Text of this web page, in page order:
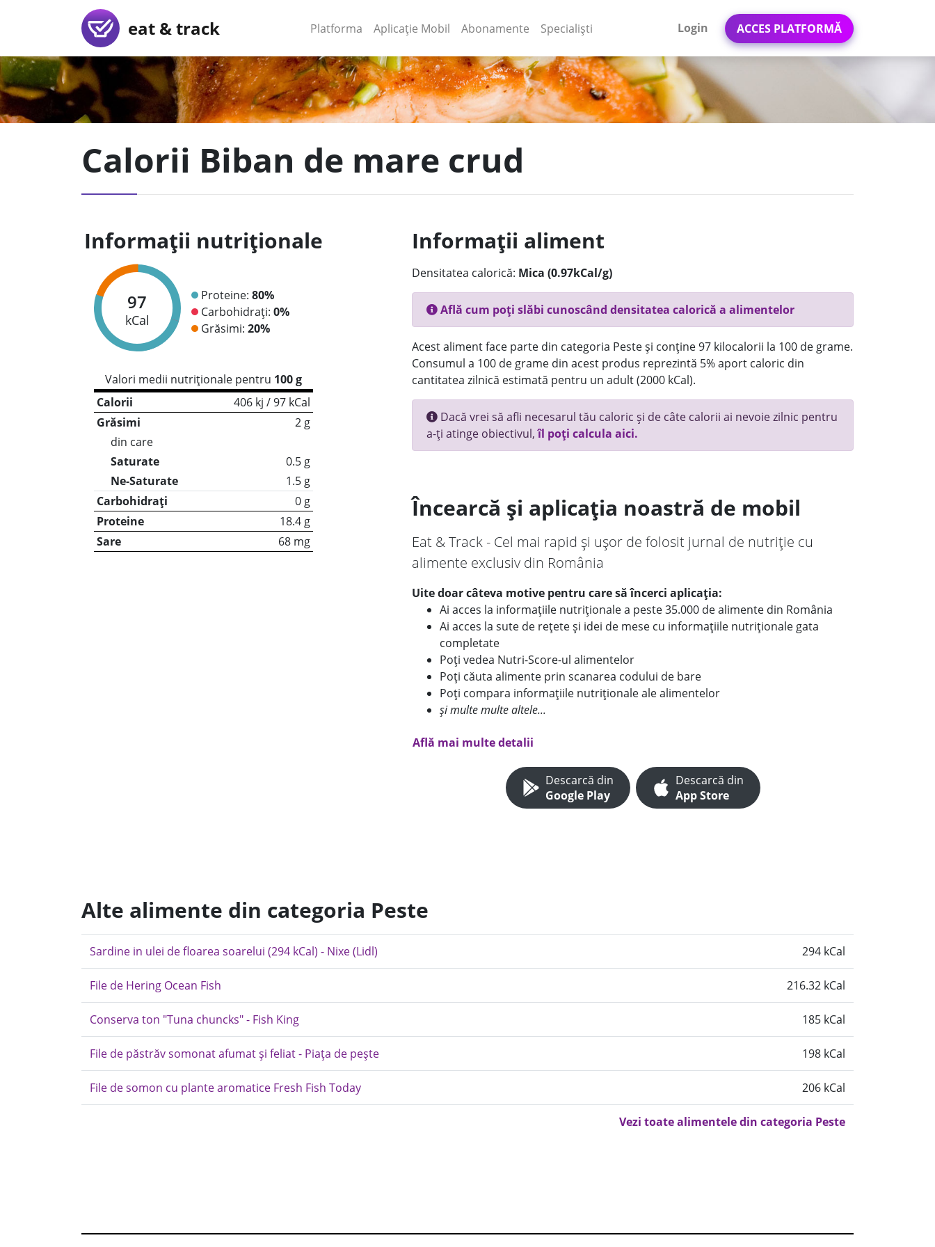
eat & track Platforma (current)
Aplicație Mobil (current)
Abonamente Specialiști Login ACCES PLATFORMĂ
Calorii Biban de mare crud
Informații nutriționale
97
kCal
Proteine: 80%
Carbohidrați: 0%
Grăsimi: 20%
Valori medii nutriționale pentru 100 g
Calorii
406 kj / 97 kCal
Grăsimi
2 g
din care
Saturate
0.5 g
Ne-Saturate
1.5 g
Carbohidrați
0 g
Proteine
18.4 g
Sare
68 mg
Informații aliment
Densitatea calorică: Mica (0.97kCal/g)
Află cum poți slăbi cunoscând densitatea calorică a alimentelor
Acest aliment face parte din categoria Peste și conține 97 kilocalorii la 100 de grame.
Consumul a 100 de grame din acest produs reprezintă 5% aport caloric din
cantitatea zilnică estimată pentru un adult (2000 kCal).
Dacă vrei să afli necesarul tău caloric și de câte calorii ai nevoie zilnic pentru
a-ți atinge obiectivul,îl poți calcula aici.
Încearcă și aplicația noastră de mobil
Eat & Track - Cel mai rapid și ușor de folosit jurnal de nutriție cu
alimente exclusiv din România
Uite doar câteva motive pentru care să încerci aplicația:
Ai acces la informațiile nutriționale a peste 35.000 de alimente din România
Ai acces la sute de rețete și idei de mese cu informațiile nutriționale gata
completate
Poți vedea Nutri-Score-ul alimentelor
Poți căuta alimente prin scanarea codului de bare
Poți compara informațiile nutriționale ale alimentelor
și multe multe altele...
Află mai multe detalii
Descarcă din
Google Play
Descarcă din
App Store
Alte alimente din categoria Peste
Sardine in ulei de floarea soarelui (294 kCal) - Nixe (Lidl) 294 kCal
File de Hering Ocean Fish 216.32 kCal
Conserva ton "Tuna chuncks" - Fish King 185 kCal
File de păstrăv somonat afumat și feliat - Piața de pește 198 kCal
File de somon cu plante aromatice Fresh Fish Today 206 kCal
Vezi toate alimentele din categoria Peste